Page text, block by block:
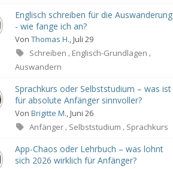
Englisch schreiben für die Auswanderung
- wie fange ich an?
Von Thomas H., Juli 29
Schreiben, Englisch-Grundlagen,
Auswandern
Sprachkurs oder Selbststudium – was ist
für absolute Anfänger sinnvoller?
Von Brigitte M., Juni 26
Anfänger, Selbststudium, Sprachkurs
App-Chaos oder Lehrbuch – was lohnt
sich 2026 wirklich für Anfänger?